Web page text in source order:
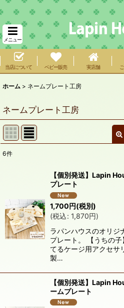
メニュー
当店について ベビー販売 実店舗
ホーム > ネームプレート工房
ネームプレート工房
並び順:
絞り込
6件
【個別発送】Lapin
プレート
1,700円(税別)
(税込: 1,870円)
ラパンハウスのオリジ
プレート。 【うちの
てるケージ用アクセサ
製…
【個別発送】Lapin
ームプレート